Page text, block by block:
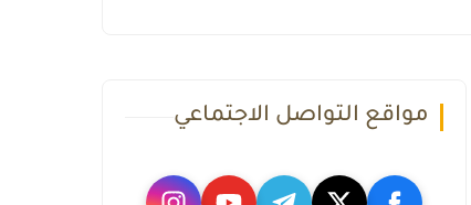
مواقع التواصل الاجتماعي